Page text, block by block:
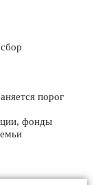
порог
фонды